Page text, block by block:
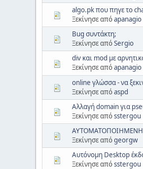
algo.pk που πηγε το
Ξεκίνησε απόapanagio
Bug συντάκτη;
Ξεκίνησε απόSergio
div και mod με
Ξεκίνησε απόapanagio
online γλώσσα - να
Ξεκίνησε απόaspd
Αλλαγή domain για
Ξεκίνησε απόsstergou
Ξεκίνησε απόgeorgw
Αυτόνομη Desktop
Ξεκίνησε απόsstergou